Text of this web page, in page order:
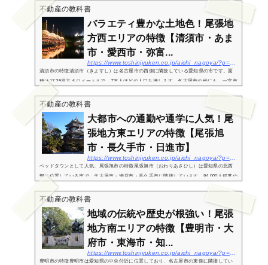
下、覚王山、...
不動産の教科書
バラエティ豊かな土地色！尾張地
方西エリアの特徴【清須市・あま
市・愛西市・弥富...
https://www.toshinjyuken.co.jp/aichi_nagoya/?p=211br%20/
清須市の特徴清須市（きよすし）は名古屋市の西側に隣接している愛知県の市です。面
積は17.35平方キロメートルで、7万人ほどの人口を擁します。名古屋市の他にも、一宮市
や稲沢市、北名古屋市、あま市に隣接しています。全体的に平坦な土地であるのが特徴
で、岐阜県...
不動産の教科書
大都市への通勤や通学に人気！尾
張地方東エリアの特徴【尾張旭
市・長久手市・日進市】
https://www.toshinjyuken.co.jp/aichi_nagoya/?p=207br%20/
ベッドタウンとして人気、尾張旭市の特徴尾張旭市（おわりあさひし）は愛知県の北西
部に位置している市で、名古屋市・瀬戸市・長久手市に隣接しています。84,000人程度の
人口で、土地面積は21.03平方キロメートルです。尾張旭市の誕生は1970年（昭和45
年）、当時の東...
不動産の教科書
地域の伝統や歴史が根強い！尾張
地方南エリアの特徴【豊明市・大
府市・東海市・知...
https://www.toshinjyuken.co.jp/aichi_nagoya/?p=215br%20/
豊明市の特徴豊明市は愛知県の中央付近に位置しており、名古屋市の東側に隣接してい